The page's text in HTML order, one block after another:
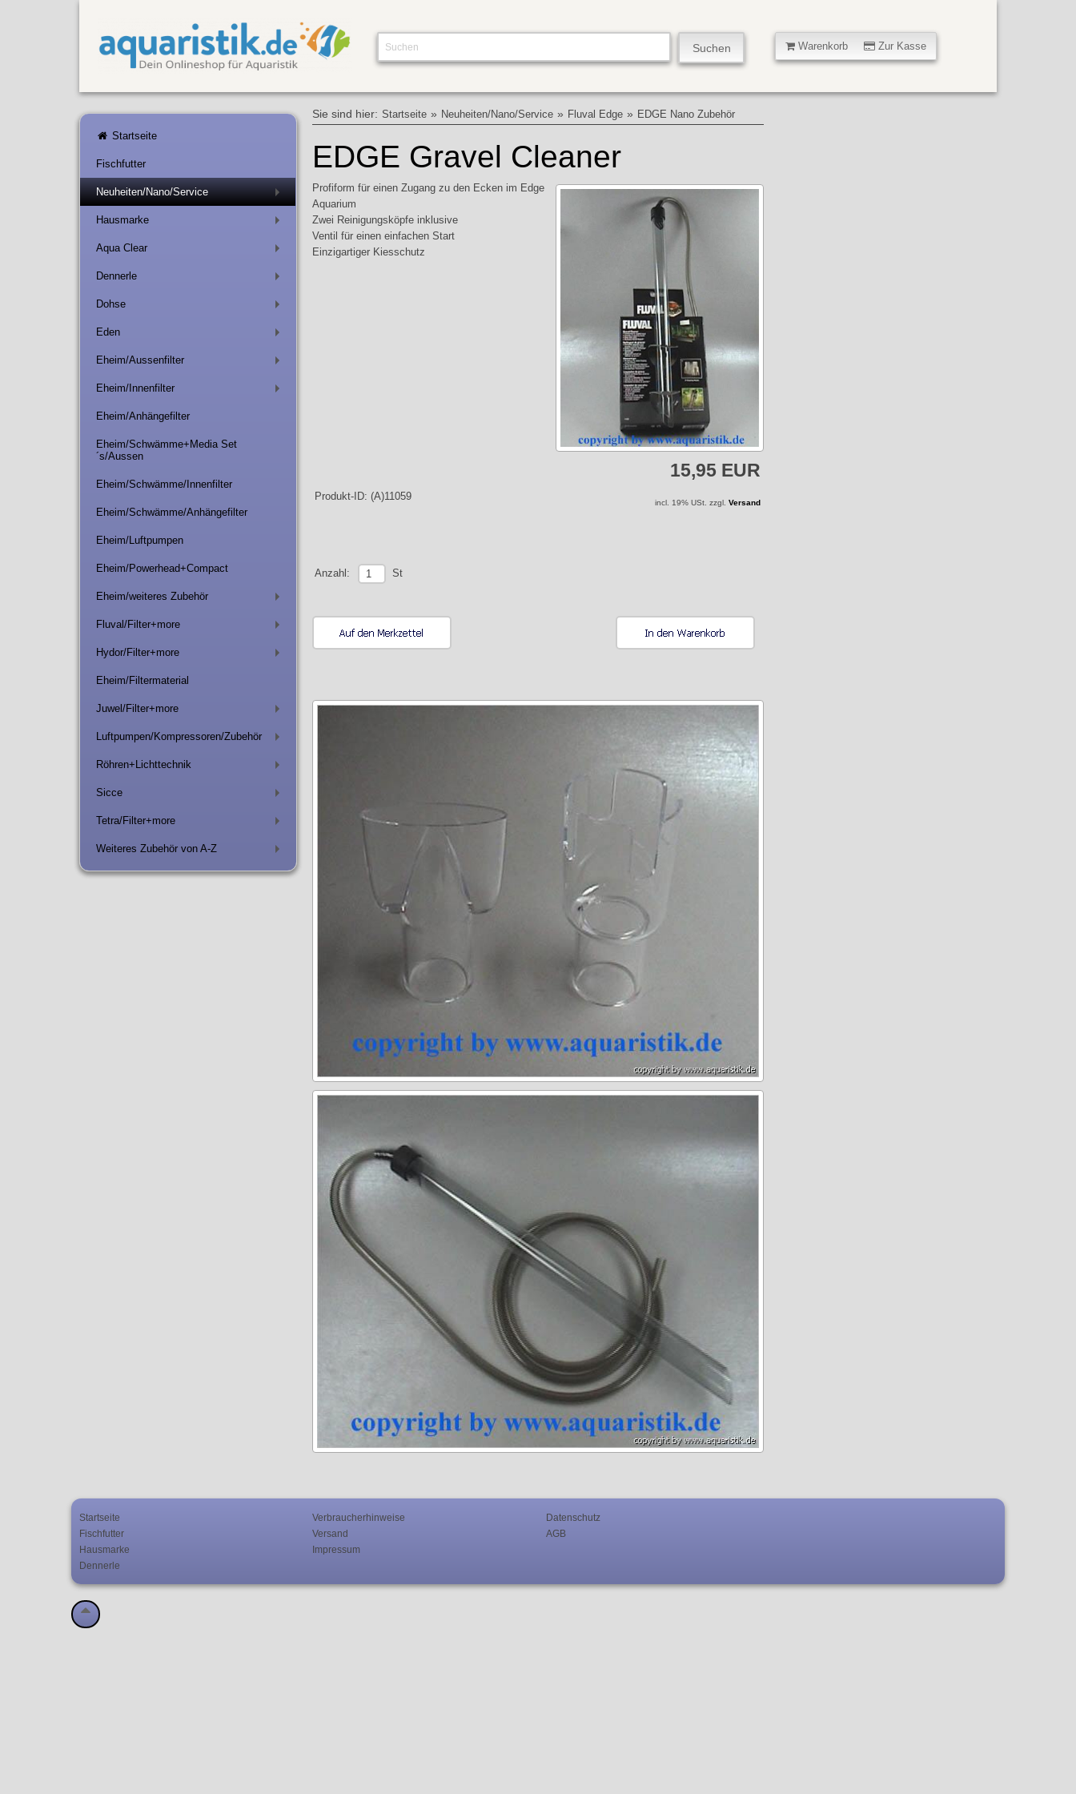
Warenkorb Zur Kasse
Startseite
Fischfutter
Neuheiten/Nano/Service
Hausmarke
Aqua Clear
Dennerle
Dohse
Eden
Eheim/Aussenfilter
Eheim/Innenfilter
Eheim/Anhängefilter
Eheim/Schwämme+Media Set
´s/Aussen
Eheim/Schwämme/Innenfilter
Eheim/Schwämme/Anhängefilter
Eheim/Luftpumpen
Eheim/Powerhead+Compact
Eheim/weiteres Zubehör
Fluval/Filter+more
Hydor/Filter+more
Eheim/Filtermaterial
Juwel/Filter+more
Luftpumpen/Kompressoren/Zubehör
Röhren+Lichttechnik
Sicce
Tetra/Filter+more
Weiteres Zubehör von A-Z
Sie sind hier: Startseite » Neuheiten/Nano/Service » Fluval Edge » EDGE Nano Zubehör
EDGE Gravel Cleaner
Profiform für einen Zugang zu den Ecken im Edge
Aquarium
Zwei Reinigungsköpfe inklusive
Ventil für einen einfachen Start
Einzigartiger Kiesschutz
15,95 EUR
Produkt-ID: (A)11059
incl. 19% USt. zzgl.Versand
Anzahl: St
Startseite
Fischfutter
Hausmarke
Dennerle
Verbraucherhinweise
Versand
Impressum
Datenschutz
AGB